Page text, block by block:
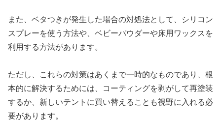
また、ベタつきが発生した場合の対処法として、シリコン
スプレーを使う方法や、ベビーパウダーや床用ワックスを
利用する方法があります。
ただし、これらの対策はあくまで一時的なものであり、根
本的に解決するためには、コーティングを剥がして再塗装
するか、新しいテントに買い替えることも視野に入れる必
要があります。